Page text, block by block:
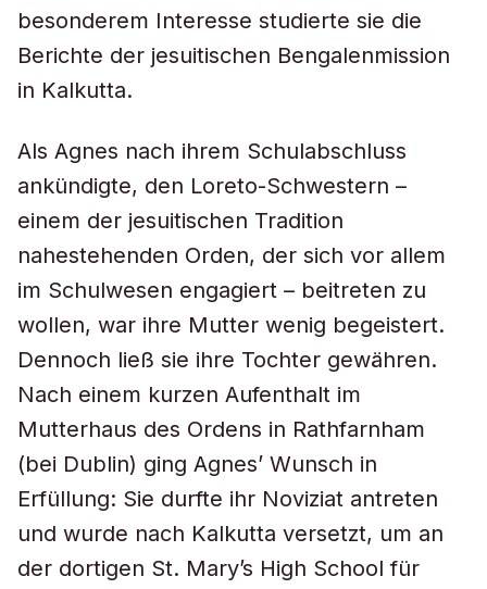
besonderem Interesse studierte sie die
Berichte der jesuitischen Bengalenmission
in Kalkutta.
Als Agnes nach ihrem Schulabschluss
ankündigte, den Loreto-Schwestern –
einem der jesuitischen Tradition
nahestehenden Orden, der sich vor allem
im Schulwesen engagiert – beitreten zu
wollen, war ihre Mutter wenig begeistert.
Dennoch ließ sie ihre Tochter gewähren.
Nach einem kurzen Aufenthalt im
Mutterhaus des Ordens in Rathfarnham
(bei Dublin) ging Agnes’ Wunsch in
Erfüllung: Sie durfte ihr Noviziat antreten
und wurde nach Kalkutta versetzt, um an
der dortigen St. Mary’s High School für